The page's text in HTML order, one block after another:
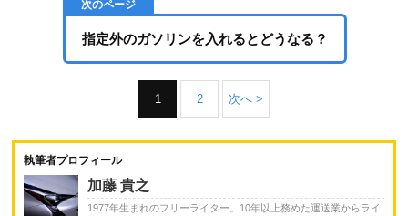
指定外のガソリンを入れるとどうなる？
1 2 次へ >
執筆者プロフィール
加藤 貴之
1977年生まれのフリーライター。10年以上務めた運送業からライ